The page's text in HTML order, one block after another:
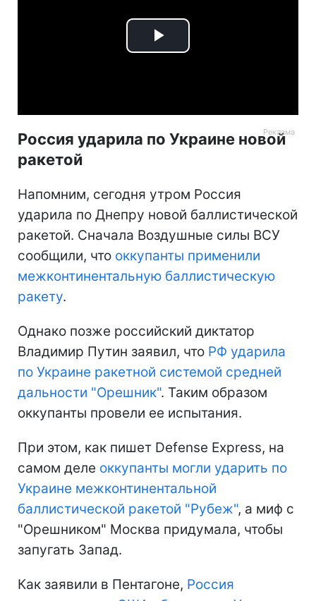
Play
Россия ударила по Украине новой
ракетой
Напомним, сегодня утром Россия
ударила по Днепру новой баллистической
ракетой. Сначала Воздушные силы ВСУ
сообщили, что оккупанты применили
межконтинентальную баллистическую
ракету.
Однако позже российский диктатор
Владимир Путин заявил, что РФ ударила
по Украине ракетной системой средней
дальности "Орешник". Таким образом
оккупанты провели ее испытания.
При этом, как пишет Defense Express, на
самом деле оккупанты могли ударить по
Украине межконтинентальной
баллистической ракетой "Рубеж", а миф с
"Орешником" Москва придумала, чтобы
запугать Запад.
Как заявили в Пентагоне, Россия